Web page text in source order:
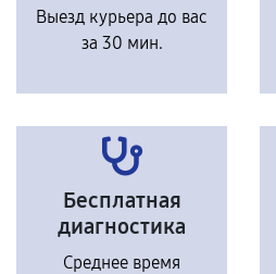
Выезд курьера до вас
за 30 мин.
Бесплатная
диагностика
Среднее время